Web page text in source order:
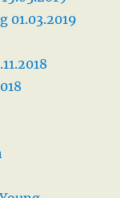
01.03.2019